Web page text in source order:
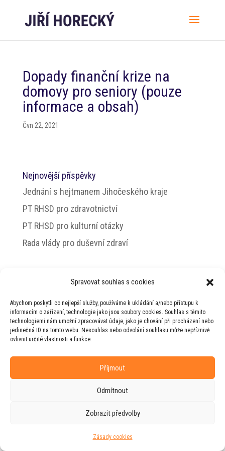
Spravovat souhlas s cookies
Abychom poskytli co nejlepší služby, používáme k ukládání a/nebo přístupu k
informacím o zařízení, technologie jako jsou soubory cookies. Souhlas s těmito
technologiemi nám umožní zpracovávat údaje, jako je chování při procházení nebo
jedinečná ID na tomto webu. Nesouhlas nebo odvolání souhlasu může nepříznivě
ovlivnit určité vlastnosti a funkce.
Příjmout
Odmítnout
Zobrazit předvolby
Zásady cookies
Dopady finanční krize na
domovy pro seniory (pouze
informace a obsah)
Čvn 22, 2021
Nejnovější příspěvky
Jednání s hejtmanem Jihočeského kraje
PT RHSD pro zdravotnictví
PT RHSD pro kulturní otázky
Rada vlády pro duševní zdraví
Horeckého
Web vytvořila firmaRUDIve spolupráci s
agenturou